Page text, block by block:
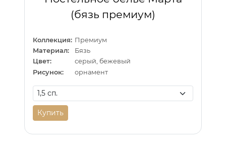
(бязь премиум)
Коллекция: Премиум
Материал:
Бязь
Цвет:
серый, бежевый
Рисунок:
орнамент
Купить